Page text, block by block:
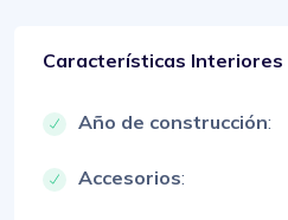
Características Interiores
Año de construcción:
Accesorios: